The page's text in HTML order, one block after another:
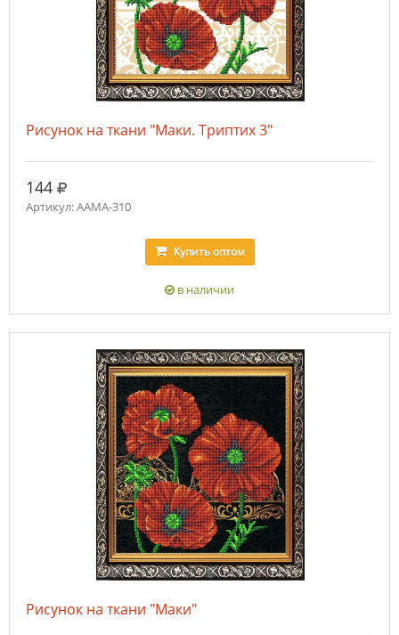
Рисунок на ткани "Маки. Триптих 3"
144 руб.
Артикул: ААМА-310
Купитьоптом
в наличии
Рисунок на ткани "Маки"